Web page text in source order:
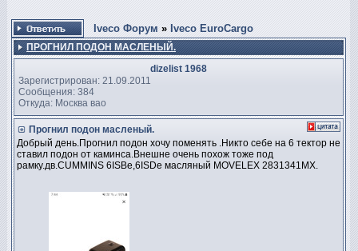
Iveco Форум » Iveco EuroCargo
ПРОГНИЛ ПОДОН МАСЛЕНЫЙ.
dizelist 1968
Зарегистрирован: 21.09.2011
Сообщения: 384
Откуда: Москва вао
Прогнил подон масленый.
Добрый день.Прогнил подон хочу поменять .Никто себе на 6 тектор не
ставил подон от каминса.Внешне очень похож тоже под
рамку.дв.CUMMINS 6ISBe,6ISDe масляный MOVELEX 2831341MX.